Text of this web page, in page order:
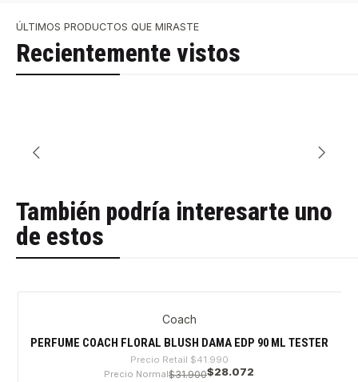
ÚLTIMOS PRODUCTOS QUE MIRASTE
Recientemente vistos
También podría interesarte uno
de estos
Coach
PERFUME COACH FLORAL BLUSH DAMA EDP 90 ML TESTER
Precio Retail $41.990
Precio Normal$31.900$28.072